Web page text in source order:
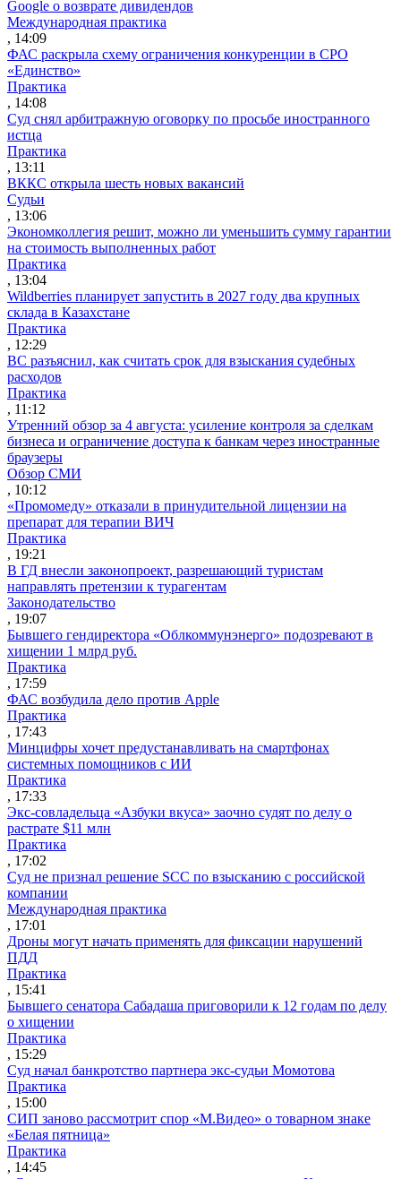
Google о возврате дивидендов
Международная практика
, 14:09
ФАС раскрыла схему ограничения конкуренции в СРО
«Единство»
Практика
, 14:08
Суд снял арбитражную оговорку по просьбе иностранного
истца
Практика
, 13:11
ВККС открыла шесть новых вакансий
Судьи
, 13:06
Экономколлегия решит, можно ли уменьшить сумму гарантии
на стоимость выполненных работ
Практика
, 13:04
Wildberries планирует запустить в 2027 году два крупных
склада в Казахстане
Практика
, 12:29
ВС разъяснил, как считать срок для взыскания судебных
расходов
Практика
, 11:12
Утренний обзор за 4 августа: усиление контроля за сделкам
бизнеса и ограничение доступа к банкам через иностранные
браузеры
Обзор СМИ
, 10:12
«Промомеду» отказали в принудительной лицензии на
препарат для терапии ВИЧ
Практика
, 19:21
В ГД внесли законопроект, разрешающий туристам
направлять претензии к турагентам
Законодательство
, 19:07
Бывшего гендиректора «Облкоммунэнерго» подозревают в
хищении 1 млрд руб.
Практика
, 17:59
ФАС возбудила дело против Apple
Практика
, 17:43
Минцифры хочет предустанавливать на смартфонах
системных помощников с ИИ
Практика
, 17:33
Экс-совладельца «Азбуки вкуса» заочно судят по делу о
растрате $11 млн
Практика
, 17:02
Суд не признал решение SCC по взысканию с российской
компании
Международная практика
, 17:01
Дроны могут начать применять для фиксации нарушений
ПДД
Практика
, 15:41
Бывшего сенатора Сабадаша приговорили к 12 годам по делу
о хищении
Практика
, 15:29
Суд начал банкротство партнера экс-судьи Момотова
Практика
, 15:00
СИП заново рассмотрит спор «М.Видео» о товарном знаке
«Белая пятница»
Практика
, 14:45